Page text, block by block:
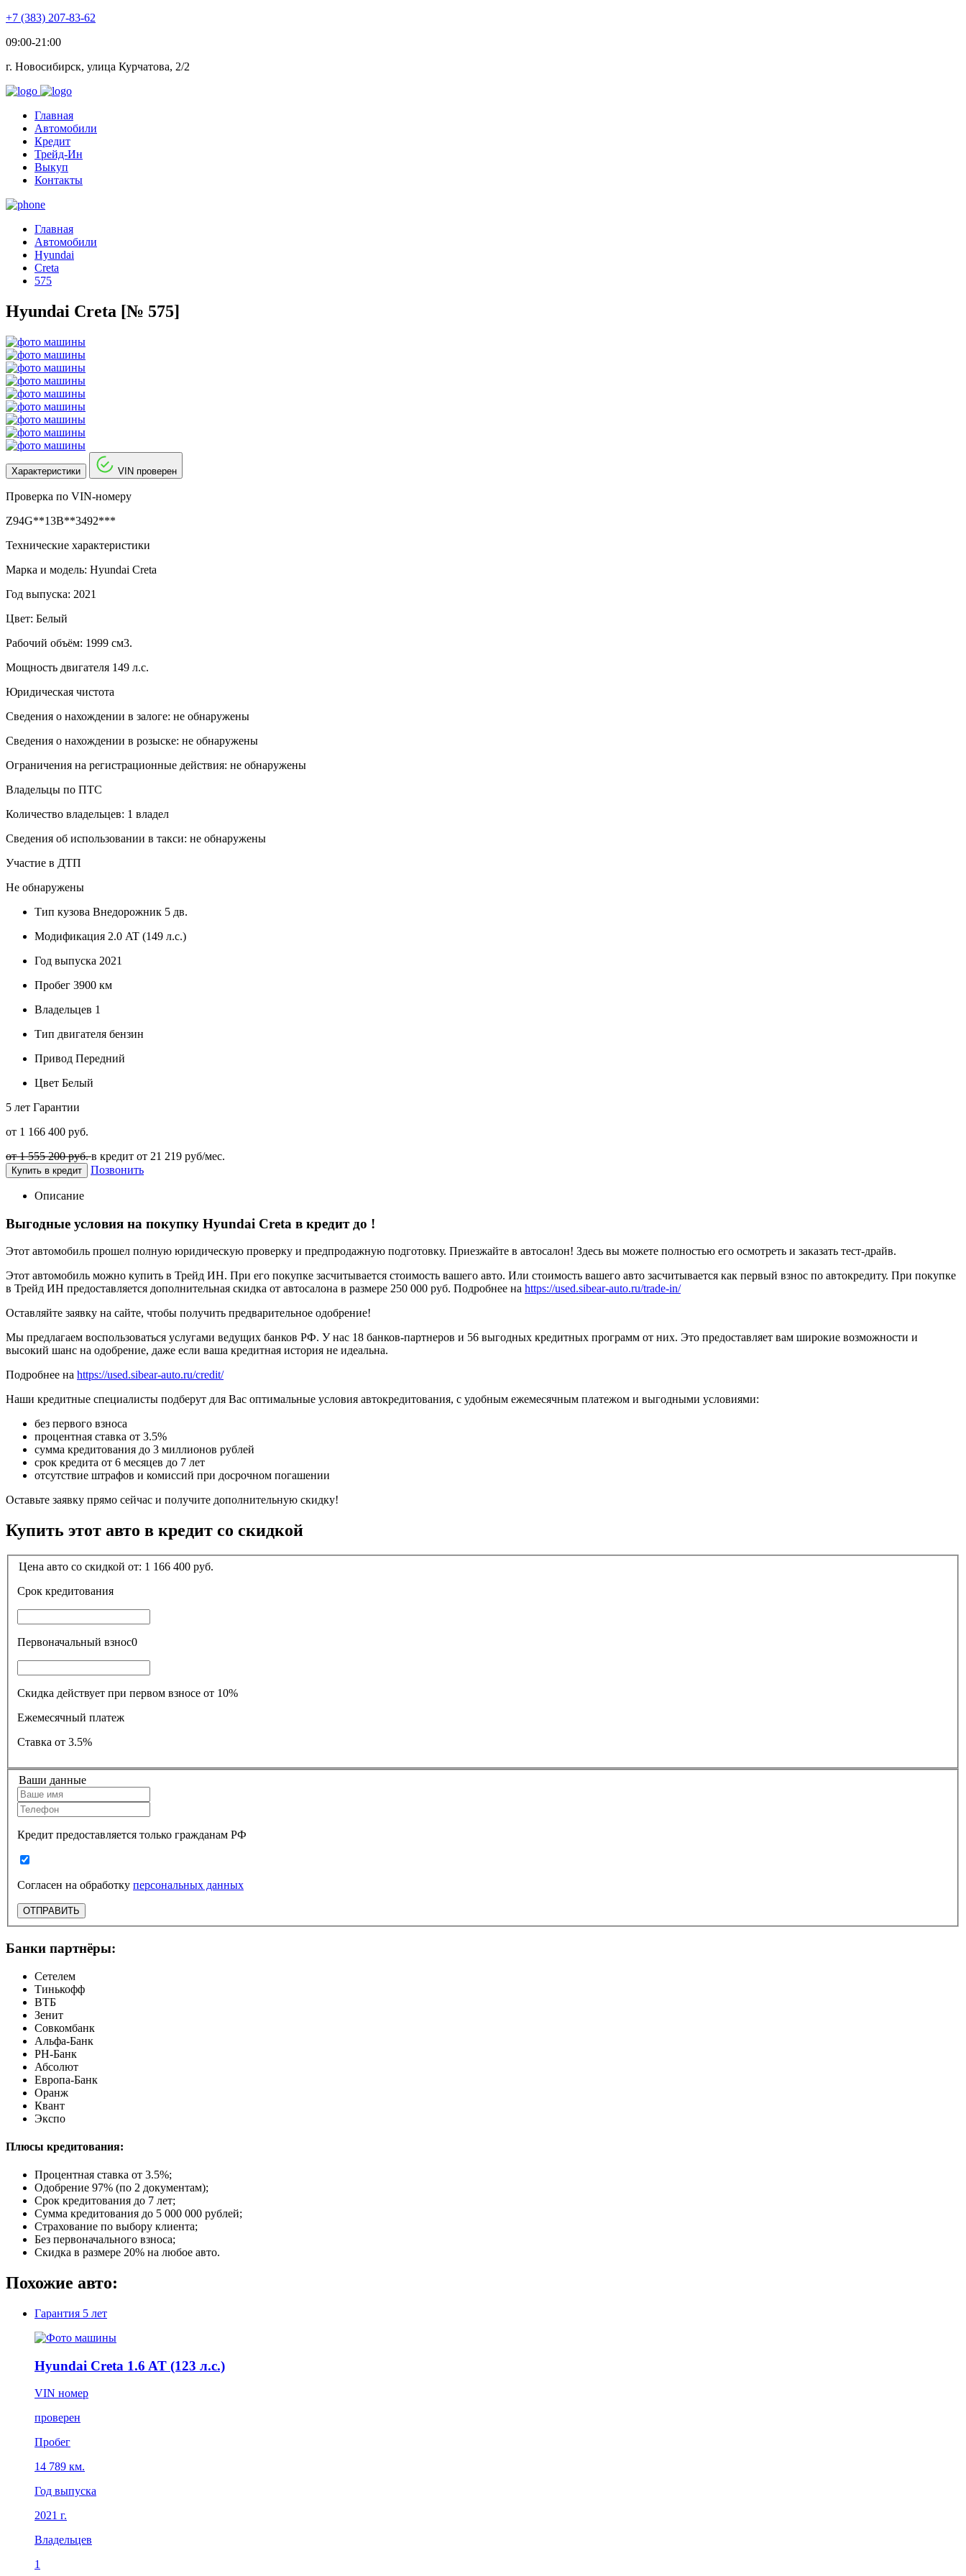
+7 (383) 207-83-62
09:00-21:00
г. Новосибирск, улица Курчатова, 2/2
Главная
Автомобили
Кредит
Трейд-Ин
Выкуп
Контакты
Главная
Автомобили
Hyundai
Creta
575
Hyundai Creta [№ 575]
Характеристики VIN проверен
Проверка по VIN-номеру
Z94G**13B**3492***
Технические характеристики
Марка и модель: Hyundai Creta
Год выпуска: 2021
Цвет: Белый
Рабочий объём: 1999 см3.
Мощность двигателя 149 л.с.
Юридическая чистота
Сведения о нахождении в залоге: не обнаружены
Сведения о нахождении в розыске: не обнаружены
Ограничения на регистрационные действия: не обнаружены
Владельцы по ПТС
Количество владельцев: 1 владел
Сведения об использовании в такси: не обнаружены
Участие в ДТП
Не обнаружены
Тип кузова Внедорожник 5 дв.
Модификация 2.0 AT (149 л.с.)
Год выпуска 2021
Пробег 3900 км
Владельцев 1
Тип двигателя бензин
Привод Передний
Цвет Белый
5 лет Гарантии
от 1 166 400 руб.
от 1 555 200 руб.в кредит от 21 219 руб/мес.
Купить в кредит Позвонить
Описание
Выгодные условия на покупку Hyundai Creta в кредит до !
Этот автомобиль прошел полную юридическую проверку и предпродажную подготовку. Приезжайте в автосалон! Здесь вы можете полностью его осмотреть и заказать тест-драйв.
Этот автомобиль можно купить в Трейд ИН. При его покупке засчитывается стоимость вашего авто. Или стоимость вашего авто засчитывается как первый взнос по автокредиту. При покупке
в Трейд ИН предоставляется дополнительная скидка от автосалона в размере 250 000 руб. Подробнее на https://used.sibear-auto.ru/trade-in/
Оставляйте заявку на сайте, чтобы получить предварительное одобрение!
Мы предлагаем воспользоваться услугами ведущих банков РФ. У нас 18 банков-партнеров и 56 выгодных кредитных программ от них. Это предоставляет вам широкие возможности и
высокий шанс на одобрение, даже если ваша кредитная история не идеальна.
Подробнее на https://used.sibear-auto.ru/credit/
Наши кредитные специалисты подберут для Вас оптимальные условия автокредитования, с удобным ежемесячным платежом и выгодными условиями:
без первого взноса
процентная ставка от 3.5%
сумма кредитования до 3 миллионов рублей
срок кредита от 6 месяцев до 7 лет
отсутствие штрафов и комиссий при досрочном погашении
Оставьте заявку прямо сейчас и получите дополнительную скидку!
Купить этот авто в кредит со скидкой
Цена авто со скидкой от: 1 166 400 руб.
Срок кредитования
Первоначальный взнос0
Скидка действует при первом взносе от 10%
Ежемесячный платеж
Ставка от 3.5%
Ваши данные
Кредит предоставляется только гражданам РФ
Согласен на обработку персональных данных
ОТПРАВИТЬ
Банки партнёры:
Сетелем
Тинькофф
ВТБ
Зенит
Совкомбанк
Альфа-Банк
РН-Банк
Абсолют
Европа-Банк
Оранж
Квант
Экспо
Плюсы кредитования:
Процентная ставка от 3.5%;
Одобрение 97% (по 2 документам);
Срок кредитования до 7 лет;
Сумма кредитования до 5 000 000 рублей;
Страхование по выбору клиента;
Без первоначального взноса;
Скидка в размере 20% на любое авто.
Похожие авто:
Гарантия 5 лет
Hyundai Creta 1.6 AT (123 л.с.)
VIN номер
проверен
Пробег
14 789 км.
Год выпуска
2021 г.
Владельцев
1